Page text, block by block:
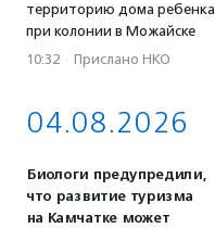
территорию дома ребенка
при колонии в Можайске
10:32 · Прислано НКО
04.08.2026
Биологи предупредили,
что развитие туризма
на Камчатке может